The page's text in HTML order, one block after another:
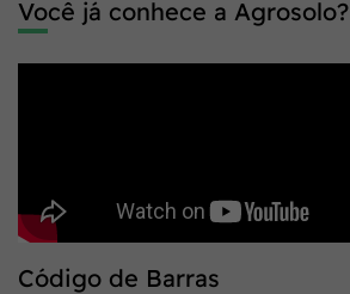
Você já conhece a Agrosolo?
Código de Barras